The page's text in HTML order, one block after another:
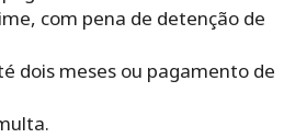
com pena de detenção de
dois meses ou pagamento de